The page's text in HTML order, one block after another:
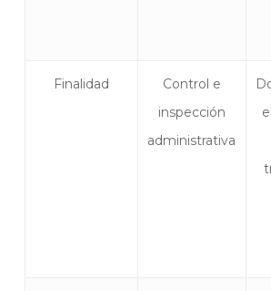
Finalidad
Control e
inspección
administrativa